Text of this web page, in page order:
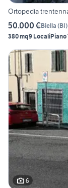
Ortopedia
50.000 €Biella (BI)
380 mq9 LocaliPiano
6